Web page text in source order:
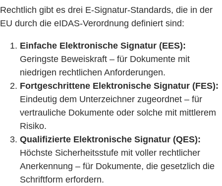
Rechtlich gibt es drei E-Signatur-Standards, die in der
EU durch die eIDAS-Verordnung definiert sind:
Einfache Elektronische Signatur (EES):
Geringste Beweiskraft – für Dokumente mit
niedrigen rechtlichen Anforderungen.
Fortgeschrittene Elektronische Signatur (FES):
Eindeutig dem Unterzeichner zugeordnet – für
vertrauliche Dokumente oder solche mit mittlerem
Risiko.
Qualifizierte Elektronische Signatur (QES):
Höchste Sicherheitsstufe mit voller rechtlicher
Anerkennung – für Dokumente, die gesetzlich die
Schriftform erfordern.